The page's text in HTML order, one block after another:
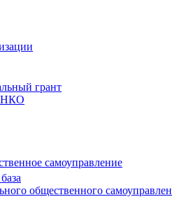
грант
НКО
самоуправление
общественного